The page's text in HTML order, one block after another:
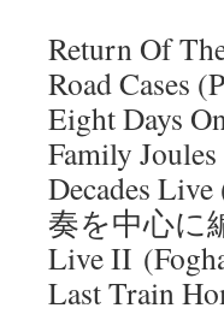
Return Of
Road Cases
Eight Days
Family
Decades
奏を中心に
Live II
Last Train